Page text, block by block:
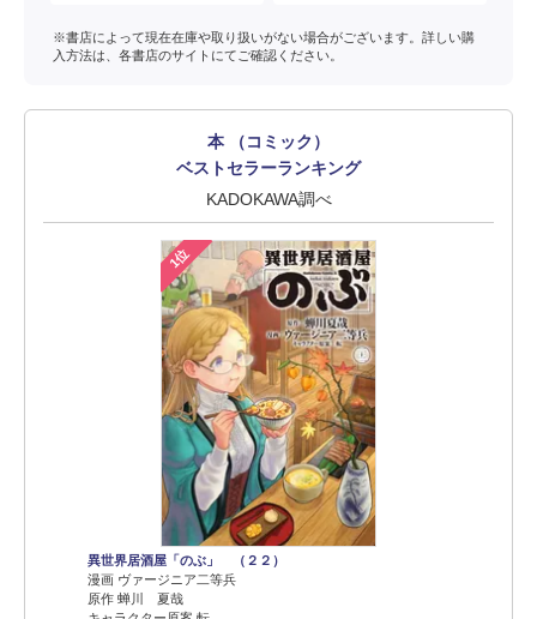
※書店によって現在在庫や取り扱いがない場合がございます。詳しい購
入方法は、各書店のサイトにてご確認ください。
本 （コミック）
ベストセラーランキング
KADOKAWA調べ
1位
異世界居酒屋「のぶ」 （２２）
漫画 ヴァージニア二等兵
原作 蝉川 夏哉